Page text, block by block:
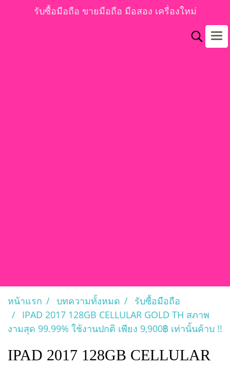
รับซื้อมือถือ ขายมือถือ มือสอง เครื่องใหม่
หน้าแรก บทความทั้งหมด
รับซื้อมือถือ
IPAD 2017 128GB CELLULAR GOLD TH สภาพ
งามสุด 99.99% ใช้งานปกติ เพียง 9,900฿ เท่านั้นค้าบ !!
IPAD 2017 128GB CELLULAR